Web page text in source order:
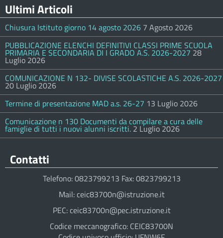
Ultimi Articoli
Chiusura Istituto giorno 14 agosto 2026 7 Agosto 2026
PUBBLICAZIONE ELENCHI DEFINITIVI CLASSI PRIME SCUOLA
PRIMARIA E SECONDARIA DI I GRADO A.S. 2026-2027 28
Luglio 2026
COMUNICAZIONE N 132- DIVISE SCOLASTICHE A.S. 2026-2027
20 Luglio 2026
Termine di presentazione MAD a.s. 26-27 13 Luglio 2026
Comunicazione n 130 Documenti da compilare a cura delle
famiglie di tutti i nuovi alunni iscritti. 2 Luglio 2026
Contatti
Telefono: 0823799213 Fax: 0823799213
Mail: ceic83700n@istruzione.it
PEC: ceic83700n@pec.istruzione.it
Codice meccanografico: CEIC83700N